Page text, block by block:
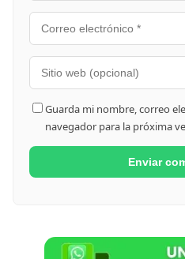
Guarda mi nombre, correo
navegador para la próxima